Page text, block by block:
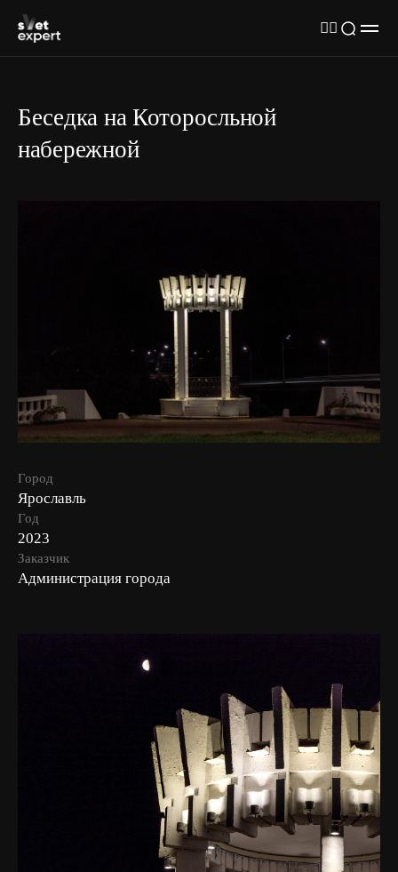
Беседка на Которосльной
набережной
Город
Ярославль
Год
2023
Заказчик
Администрация города